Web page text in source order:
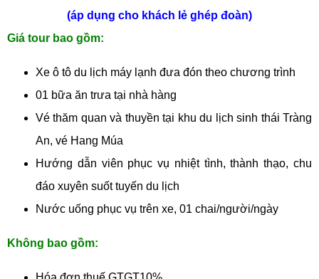
(áp dụng cho khách lẻ ghép đoàn)
Giá tour bao gồm:
Xe ô tô du lịch máy lạnh đưa đón theo chương trình
01 bữa ăn trưa tại nhà hàng
Vé thăm quan và thuyền tại khu du lịch sinh thái Tràng
An, vé Hang Múa
Hướng dẫn viên phục vụ nhiệt tình, thành thạo, chu
đáo xuyên suốt tuyến du lịch
Nước uống phục vụ trên xe, 01 chai/người/ngày
Không bao gồm: